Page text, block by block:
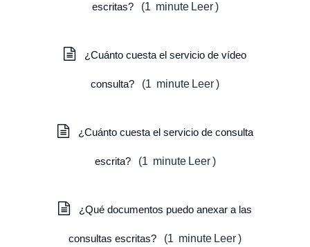
escritas? (1 minute Leer )
¿Cuánto cuesta el servicio de vídeo
consulta? (1 minute Leer)
¿Cuánto cuesta el servicio de consulta
escrita? (1 minute Leer )
¿Qué documentos puedo anexar a las
consultas escritas? (1 minute Leer)